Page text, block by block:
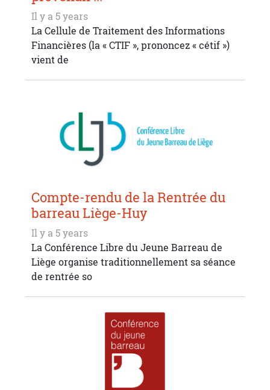
Il y a 5 years
La Cellule de Traitement des Informations
Financières (la « CTIF », prononcez « cétif »)
vient de
Compte-rendu de la Rentrée du
barreau Liège-Huy
Il y a 5 years
La Conférence Libre du Jeune Barreau de
Liège organise traditionnellement sa séance
de rentrée so